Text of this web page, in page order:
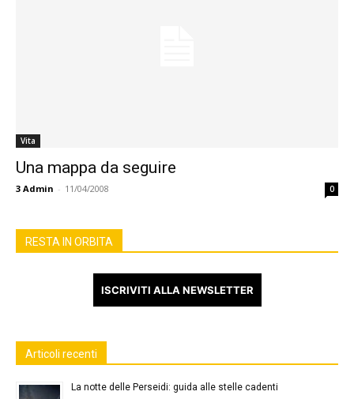
Vita
Una mappa da seguire
3 Admin - 11/04/2008 0
RESTA IN ORBITA
ISCRIVITI ALLA NEWSLETTER
Articoli recenti
La notte delle Perseidi: guida alle stelle cadenti